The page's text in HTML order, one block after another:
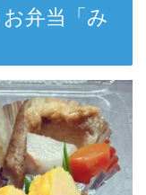
弁当「み